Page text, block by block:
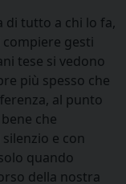
di tutto a chi lo fa,
gesti
tese si vedono
più spesso che
al punto
che
e con
quando
della nostra